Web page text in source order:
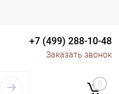
+7 (499) 288-10-48
Заказать звонок
0